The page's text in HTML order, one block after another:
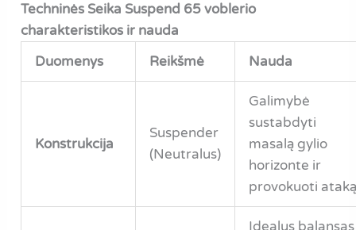
Techninės Seika Suspend 65 voblerio
charakteristikos ir nauda
Duomenys
Reikšmė Nauda
Konstrukcija
Suspender
(Neutralus)
Galimybė
sustabdyti
masalą gylio
horizonte ir
provokuoti
Idealus balansas